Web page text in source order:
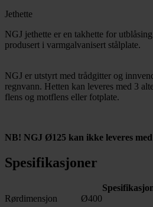
Jethette
NGJ jethette er en takhette for
produsert i varmgalvanisert stålplate.
NGJ er utstyrt med trådgitter og
regnvann. Hetten kan leveres med 3
flens og motflens eller fotplate.
NB! NGJ Ø125 kan ikke leveres
Spesifikasjoner
Rørdimensjon
Ø400